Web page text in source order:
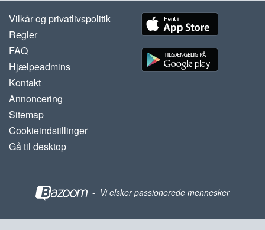
Vilkår og privatlivspolitik
Regler
FAQ
Hjælpeadmins
Kontakt
Annoncering
Sitemap
Cookieindstillinger
Gå til desktop
- Vi elsker passionerede mennesker